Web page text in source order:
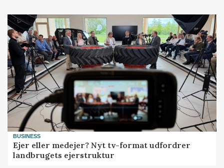
BUSINESS
Ejer eller medejer? Nyt tv-format udfordrer
landbrugets ejerstruktur